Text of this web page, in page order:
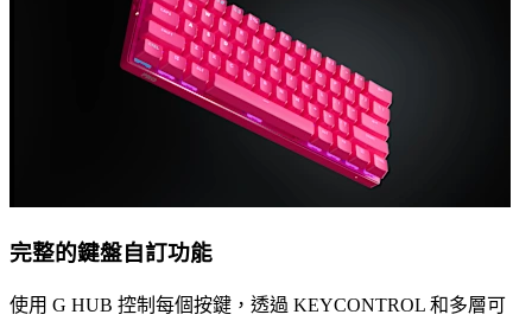
完整的鍵盤自訂功能
使用 G HUB 控制每個按鍵，透過 KEYCONTROL 和多層可